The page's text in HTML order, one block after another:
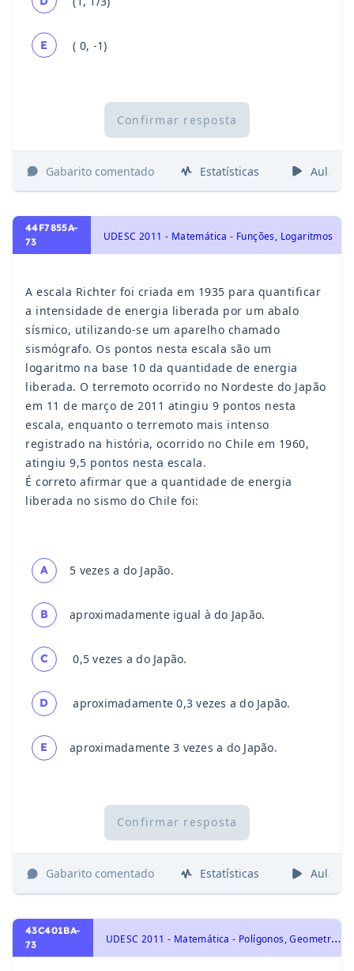
E ( 0, -1)
Confirmar resposta
Gabarito comentado Estatísticas Aulas
44F7855A-
73
UDESC 2011 - Matemática - Funções, Logaritmos
A escala Richter foi criada em 1935 para quantificar
a intensidade de energia liberada por um abalo
sísmico, utilizando-se um aparelho chamado
sismógrafo. Os pontos nesta escala são um
logaritmo na base 10 da quantidade de energia
liberada. O terremoto ocorrido no Nordeste do Japão
em 11 de março de 2011 atingiu 9 pontos nesta
escala, enquanto o terremoto mais intenso
registrado na história, ocorrido no Chile em 1960,
atingiu 9,5 pontos nesta escala.
É correto afirmar que a quantidade de energia
liberada no sismo do Chile foi:
A 5 vezes a do Japão.
B aproximadamente igual à do Japão.
C 0,5 vezes a do Japão.
D aproximadamente 0,3 vezes a do Japão.
E aproximadamente 3 vezes a do Japão.
Confirmar resposta
Gabarito comentado Estatísticas Aulas
43C401BA-
73
U
DESC 2011 - Matemática - Polígonos, Geometria Plana